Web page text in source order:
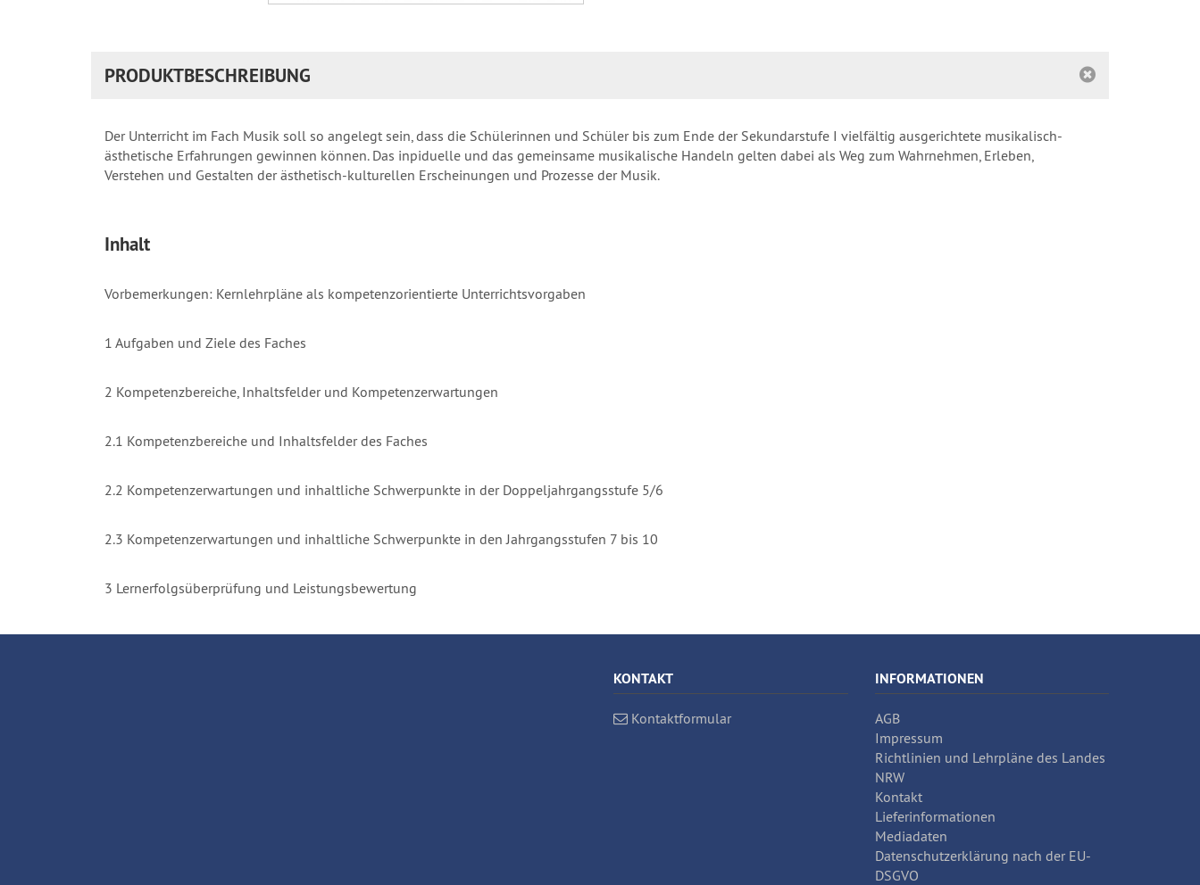
PRODUKTBESCHREIBUNG
Der Unterricht im Fach Musik soll so angelegt sein, dass die Schülerinnen und Schüler bis zum Ende der Sekundarstufe I vielfältig ausgerichtete musikalisch-
ästhetische Erfahrungen gewinnen können. Das inpiduelle und das gemeinsame musikalische Handeln gelten dabei als Weg zum Wahrnehmen, Erleben,
Verstehen und Gestalten der ästhetisch-kulturellen Erscheinungen und Prozesse der Musik.
Inhalt
Vorbemerkungen: Kernlehrpläne als kompetenzorientierte Unterrichtsvorgaben
1 Aufgaben und Ziele des Faches
2 Kompetenzbereiche, Inhaltsfelder und Kompetenzerwartungen
2.1 Kompetenzbereiche und Inhaltsfelder des Faches
2.2 Kompetenzerwartungen und inhaltliche Schwerpunkte in der Doppeljahrgangsstufe 5/6
2.3 Kompetenzerwartungen und inhaltliche Schwerpunkte in den Jahrgangsstufen 7 bis 10
3 Lernerfolgsüberprüfung und Leistungsbewertung
KONTAKT
Kontaktformular
INFORMATIONEN
AGB
Impressum
Richtlinien und Lehrpläne des Landes
NRW
Kontakt
Lieferinformationen
Mediadaten
Datenschutzerklärung nach der EU-
DSGVO